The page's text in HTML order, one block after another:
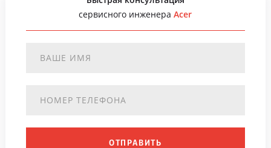
сервисного инженераAcer
ОТПРАВИТЬ